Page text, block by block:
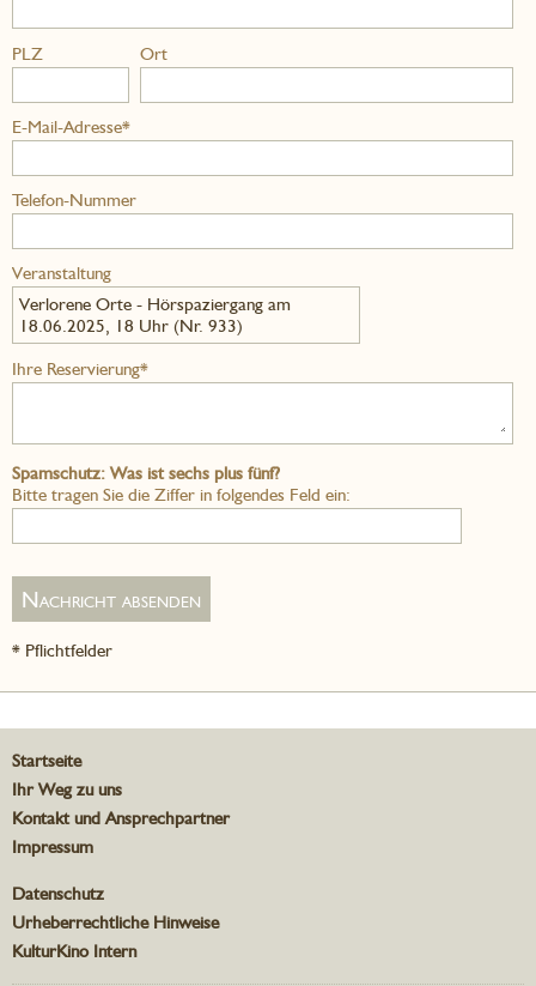
PLZ Ort
E-Mail-Adresse*
Telefon-Nummer
Veranstaltung
Verlorene Orte - Hörspaziergang am
18.06.2025, 18 Uhr (Nr. 933)
Ihre Reservierung*
Spamschutz: Was ist sechs plus fünf?
Bitte tragen Sie die Ziffer in folgendes Feld ein:
* Pflichtfelder
Startseite
Ihr Weg zu uns
Kontakt und Ansprechpartner
Impressum
Datenschutz
Urheberrechtliche Hinweise
KulturKino Intern